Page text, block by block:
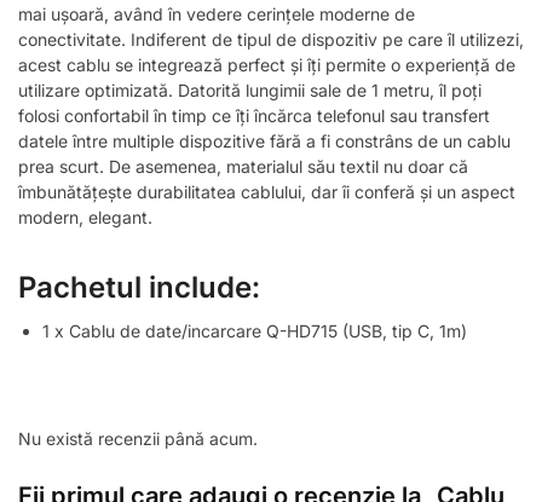
mai ușoară, având în vedere cerințele moderne de
conectivitate. Indiferent de tipul de dispozitiv pe care îl utilizezi,
acest cablu se integrează perfect și îți permite o experiență de
utilizare optimizată. Datorită lungimii sale de 1 metru, îl poți
folosi confortabil în timp ce îți încărca telefonul sau transfert
datele între multiple dispozitive fără a fi constrâns de un cablu
prea scurt. De asemenea, materialul său textil nu doar că
îmbunătățește durabilitatea cablului, dar îi conferă și un aspect
modern, elegant.
Pachetul include:
1 x Cablu de date/incarcare Q-HD715 (USB, tip C, 1m)
Nu există recenzii până acum.
Fii primul care adaugi o recenzie la „Cablu